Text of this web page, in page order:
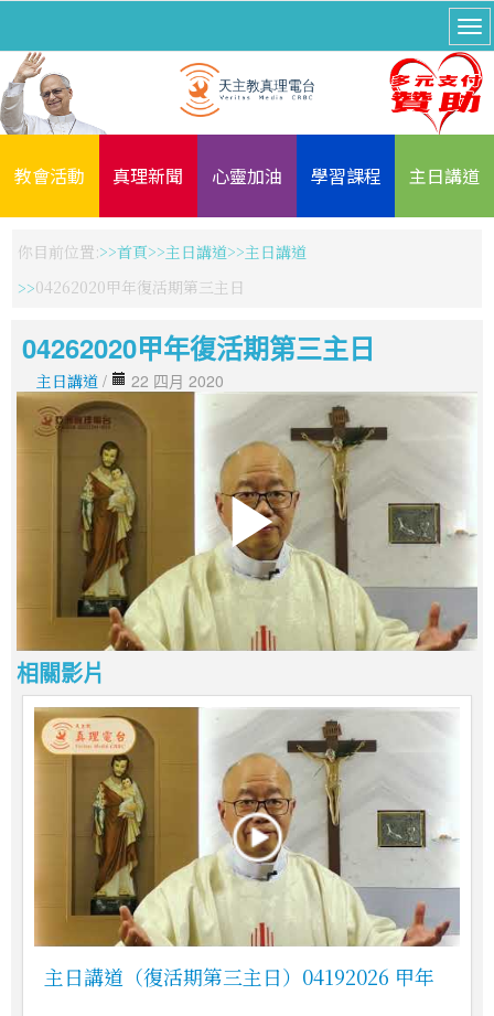
教會活動 真理新聞 心靈加油 學習課程 主日講道
你目前位置: 首頁 主日講道
主日講道
04262020甲年復活期第三主日
04262020甲年復活期第三主日
主日講道 / 22 四月 2020
相關影片
主日講道（復活期第三主日）04192026 甲年